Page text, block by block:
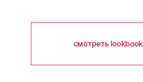
смотреть lookbook